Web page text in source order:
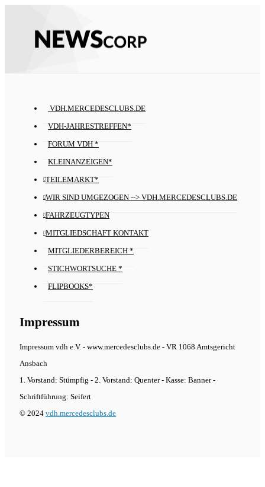
VDH.MERCEDESCLUBS.DE
VDH-JAHRESTREFFEN*
FORUM VDH *
KLEINANZEIGEN*
TEILEMARKT*
WIR SIND UMGEZOGEN --> VDH.MERCEDESCLUBS.DE
FAHRZEUGTYPEN
MITGLIEDSCHAFT KONTAKT
MITGLIEDERBEREICH *
STICHWORTSUCHE *
FLIPBOOKS*
Impressum
Impressum vdh e.V. - www.mercedesclubs.de - VR 1068 Amtsgericht
Ansbach
1. Vorstand: Stümpfig - 2. Vorstand: Quenter - Kasse: Banner -
Schriftführung: Seifert
© 2024 vdh.mercedesclubs.de